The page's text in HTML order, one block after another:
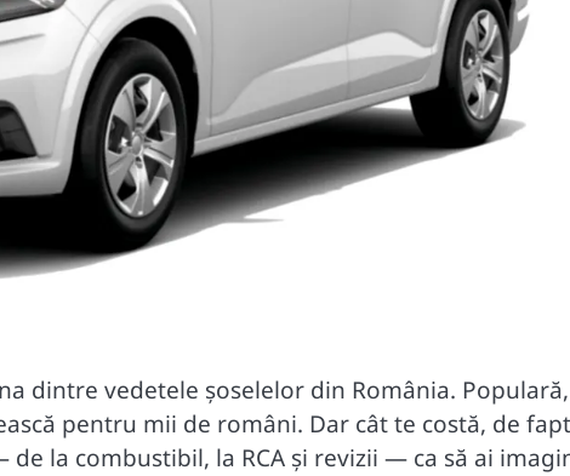
dintre vedetele șoselelor din România. Populară,
pentru mii de români. Dar cât te costă, de
la combustibil, la RCA și revizii — ca să ai